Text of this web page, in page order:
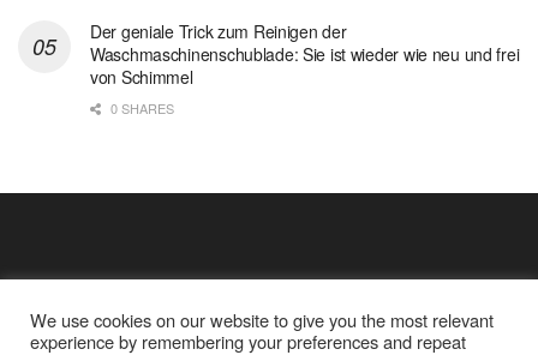
Der geniale Trick zum Reinigen der
Waschmaschinenschublade: Sie ist wieder wie neu und frei
von Schimmel
0 SHARES
We use cookies on our website to give you the most relevant
experience by remembering your preferences and repeat